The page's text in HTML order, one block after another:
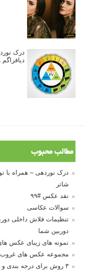
مطالب محبوب
شاتر
نقد عکس #۹۹
سوالات عکاسی
تنظیمات فلاش داخلی
دوربین شما
نمونه های زیبای عکس
مجموعه عکس های غروب
۳ روش برای درجه بندی و تنظیم دقیق رنگ در فتوشاپ